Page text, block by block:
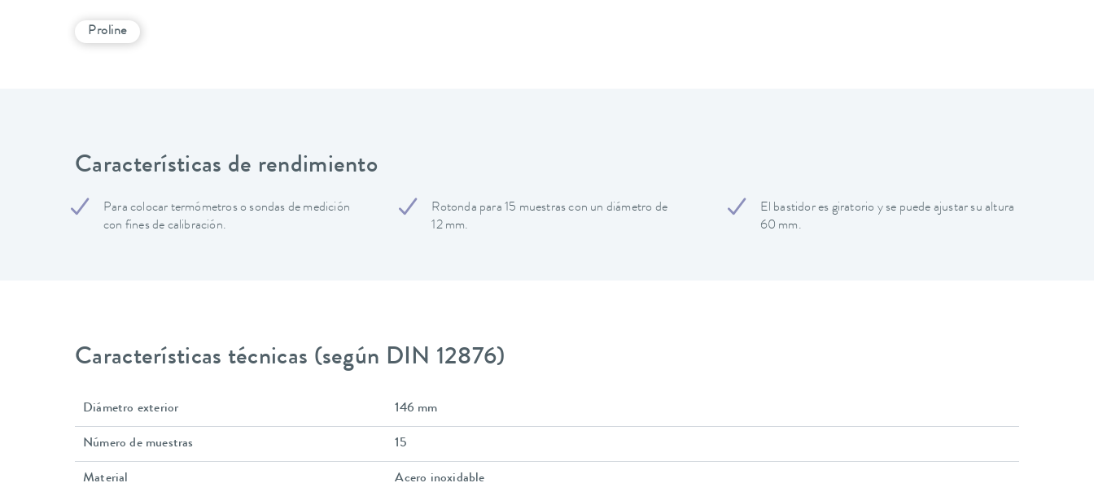
Proline
Características de rendimiento
Para colocar termómetros o sondas de medición
con fines de calibración.
Rotonda para 15 muestras con un diámetro de
12 mm.
El bastidor es giratorio y se puede ajustar su altura
60 mm.
Características técnicas (según DIN 12876)
Diámetro exterior 146 mm
Número de muestras 15
Material Acero inoxidable